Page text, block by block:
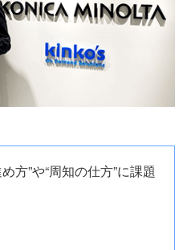
方”や“周知の仕方”に課題